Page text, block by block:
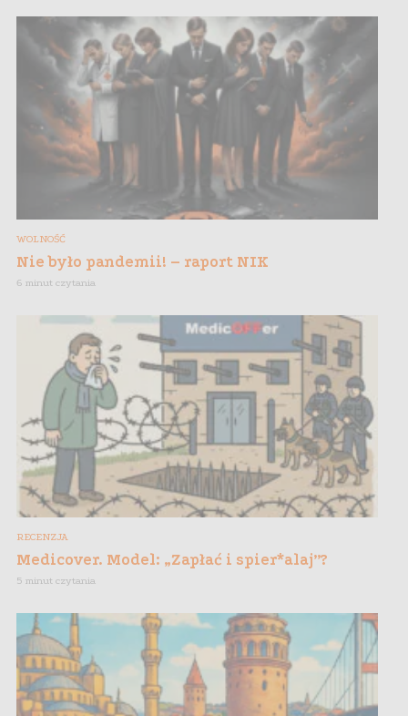
WOLNOŚĆ
Nie było pandemii! – raport NIK
6 minut czytania
RECENZJA
Medicover. Model: „Zapłać i spier*alaj”?
5 minut czytania